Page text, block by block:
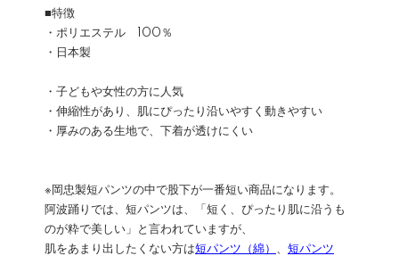
■特徴
・ポリエステル 100％
・日本製
・子どもや女性の方に人気
・伸縮性があり、肌にぴったり沿いやすく動きやすい
・厚みのある生地で、下着が透けにくい
※岡忠製短パンツの中で股下が一番短い商品になります。
阿波踊りでは、短パンツは、「短く、ぴったり肌に沿うも
のが粋で美しい」と言われていますが、
肌をあまり出したくない方は短パンツ（綿） 、 短パンツ